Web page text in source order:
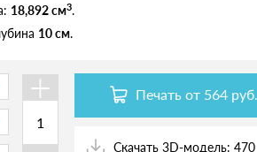
18,892 см3.
10 см.
+
Печать от 564 руб.
Скачать 3D-модель: 470